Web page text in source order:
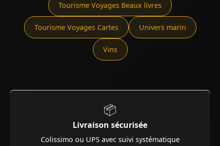
Tourisme Voyages Beaux livres
Tourisme Voyages Cartes Univers marin
Vins
📦
Livraison sécurisée
Colissimo ou UPS avec suivi systématique